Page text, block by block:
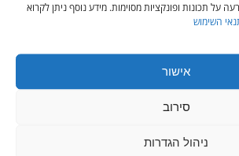
על תכונות ופונקציות מסוימות. מידע נוסף ניתן לקרוא
השימוש
אישור
סירוב
ניהול הגדרות
(פיזי) שונה מהמוצר שהזמנתם, תוכלו
מיום קבלתו ולקבל את כספכם בחזרה
ואספקה
מטעמנו.